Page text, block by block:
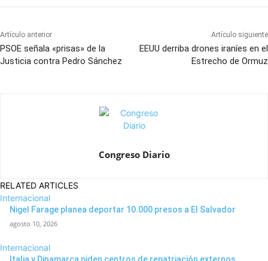
Artículo anterior
PSOE señala «prisas» de la
Justicia contra Pedro Sánchez
Artículo siguiente
EEUU derriba drones iraníes en el
Estrecho de Ormuz
Congreso Diario
RELATED ARTICLES
Internacional
Nigel Farage planea deportar 10.000 presos a El Salvador
agosto 10, 2026
Internacional